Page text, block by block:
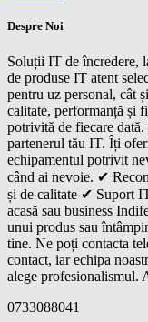
Despre Noi
Soluții IT de încredere,
de produse IT atent
pentru uz personal, cât
calitate, performanță și
potrivită de fiecare
partenerul tău IT. Îți
echipamentul potrivit
când ai nevoie. ✔
și de calitate ✔ Suport
acasă sau business
unui produs sau
tine. Ne poți contacta
contact, iar echipa
alege profesionalismul.
0733088041